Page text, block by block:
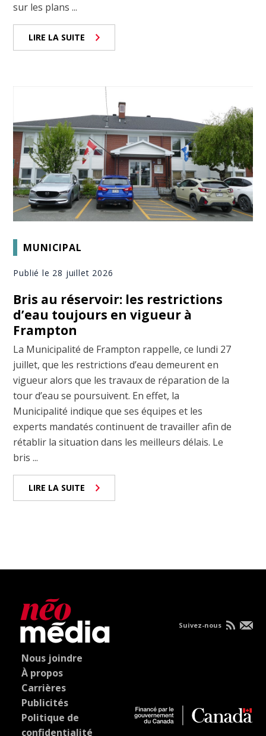
sur les plans ...
LIRE LA SUITE
MUNICIPAL
Publié le 28 juillet 2026
Bris au réservoir: les restrictions
d’eau toujours en vigueur à
Frampton
La Municipalité de Frampton rappelle, ce lundi 27
juillet, que les restrictions d’eau demeurent en
vigueur alors que les travaux de réparation de la
tour d’eau se poursuivent. En effet, la
Municipalité indique que ses équipes et les
experts mandatés continuent de travailler afin de
rétablir la situation dans les meilleurs délais. Le
bris ...
LIRE LA SUITE
Nous joindre
À propos
Carrières
Publicités
Politique de
confidentialité
Suivez-nous